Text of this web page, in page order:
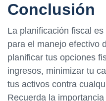
Conclusión
La planificación fiscal
para el manejo efectivo
planificar tus opciones
ingresos, minimizar tu
tus activos contra
Recuerda la